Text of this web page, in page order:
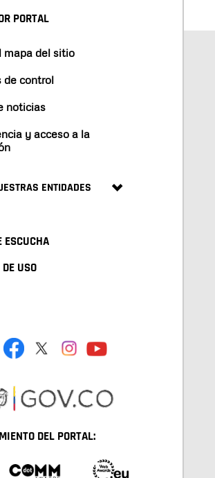
PORTAL
mapa del sitio
de control
noticias
y acceso a la
ENTIDADES
ESCUCHA
USO
DEL PORTAL: